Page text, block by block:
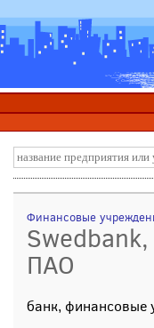
Финансовые
ПАО
банк, финансовые